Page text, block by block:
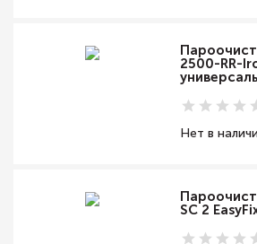
2500-RR-
Нет в
SC 2